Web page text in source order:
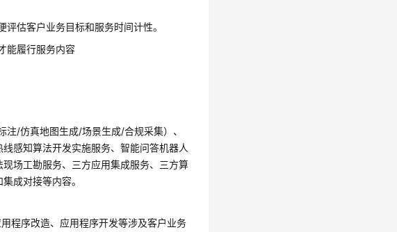
估客户业务目标和服务时间计性。
能履行服务内容
/仿真地图生成/场景生成/合规采集）、
感知算法开发实施服务、智能问答机器人
场工勘服务、三方应用集成服务、三方算
成对接等内容。
程序改造、应用程序开发等涉及客户业务